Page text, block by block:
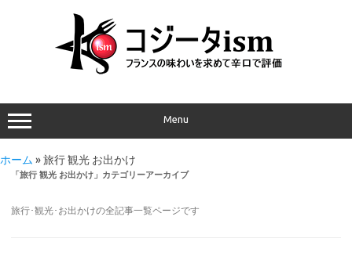
Menu
ホーム »旅行 観光 お出かけ
「旅行 観光 お出かけ 」カテゴリーアーカイブ
旅行･観光･お出かけの全記事一覧ページです